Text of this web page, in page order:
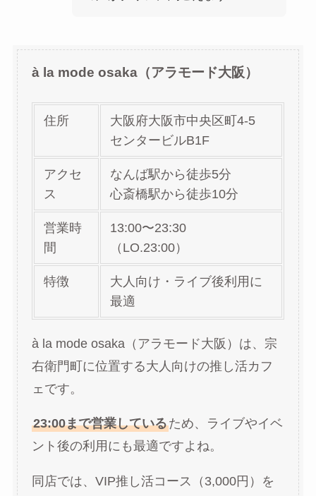
à la mode osaka（アラモード大阪）
住所
大阪府大阪市中央区町4-5
センタービルB1F
アクセ
ス
なんば駅から徒歩5分
心斎橋駅から徒歩10分
営業時
間
13:00〜23:30
（LO.23:00）
特徴
大人向け・ライブ後利用に
最適
à la mode osaka（アラモード大阪）は、宗
右衛門町に位置する大人向けの推し活カフ
ェです。
23:00まで営業しているため、ライブやイベ
ント後の利用にも最適ですよね。
同店では、VIP推し活コース（3,000円）を